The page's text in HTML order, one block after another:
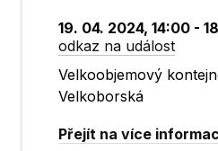
19. 04. 2024, 14:00 -
odkaz na událost
Velkoobjemový
Velkoborská
Přejít na více